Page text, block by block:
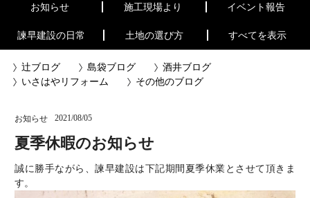
３つのチカラ
現場ニュース
ニュース
お問い合せ
お知らせ 施工現場より イベント報告
諫早建設の日常 土地の選び方 すべてを表示
辻ブログ 島袋ブログ
酒井ブログ
いさはやリフォーム
その他のブログ
お知らせ 2021/08/05
夏季休暇のお知らせ
誠に勝手ながら、諫早建設は下記期間夏季休業とさせて頂きま
す。